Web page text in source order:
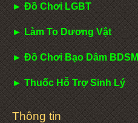
► Đồ Chơi LGBT
► Làm To Dương Vật
► Đồ Chơi Bạo Dâm BDSM
► Thuốc Hỗ Trợ Sinh Lý
Thông tin